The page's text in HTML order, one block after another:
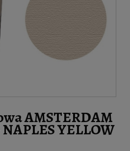
AMSTERDAM
NAPLES YELLOW